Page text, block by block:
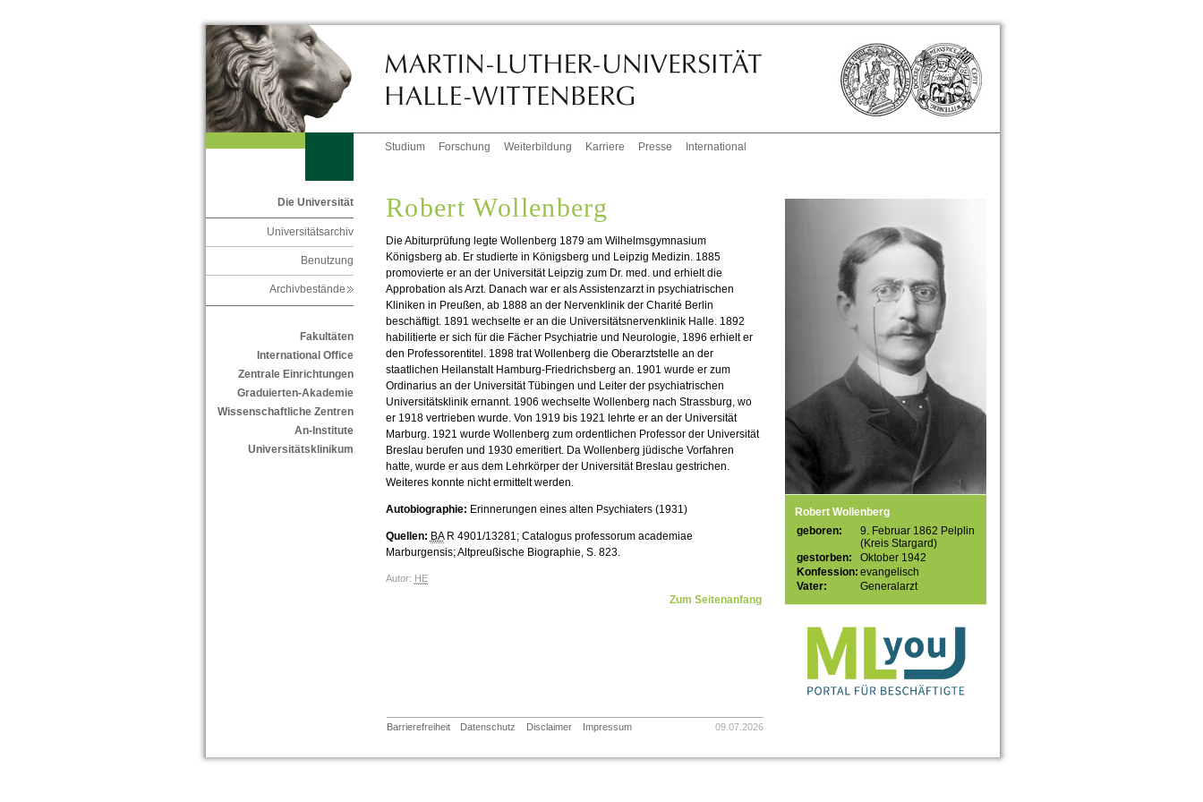
Studium Forschung Weiterbildung Karriere Presse International
Die Universität
Universitätsarchiv
Benutzung
Archivbestände
Fakultäten
International Office
Zentrale Einrichtungen
Graduierten-Akademie
Wissenschaftliche Zentren
An-Institute
Universitätsklinikum
Robert Wollenberg
geboren:
9. Februar 1862 Pelplin
(Kreis Stargard)
gestorben:
Oktober 1942
Konfession: evangelisch
Vater:
Generalarzt
Robert Wollenberg
Die Abiturprüfung legte Wollenberg 1879 am Wilhelmsgymnasium
Königsberg ab. Er studierte in Königsberg und Leipzig Medizin. 1885
promovierte er an der Universität Leipzig zum Dr. med. und erhielt die
Approbation als Arzt. Danach war er als Assistenzarzt in psychiatrischen
Kliniken in Preußen, ab 1888 an der Nervenklinik der Charité Berlin
beschäftigt. 1891 wechselte er an die Universitätsnervenklinik Halle. 1892
habilitierte er sich für die Fächer Psychiatrie und Neurologie, 1896 erhielt er
den Professorentitel. 1898 trat Wollenberg die Oberarztstelle an der
staatlichen Heilanstalt Hamburg-Friedrichsberg an. 1901 wurde er zum
Ordinarius an der Universität Tübingen und Leiter der psychiatrischen
Universitätsklinik ernannt. 1906 wechselte Wollenberg nach Strassburg, wo
er 1918 vertrieben wurde. Von 1919 bis 1921 lehrte er an der Universität
Marburg. 1921 wurde Wollenberg zum ordentlichen Professor der Universität
Breslau berufen und 1930 emeritiert. Da Wollenberg jüdische Vorfahren
hatte, wurde er aus dem Lehrkörper der Universität Breslau gestrichen.
Weiteres konnte nicht ermittelt werden.
Autobiographie: Erinnerungen eines alten Psychiaters (1931)
Quellen: BAR 4901/13281; Catalogus professorum academiae
Marburgensis; Altpreußische Biographie, S. 823.
Autor: HE
Zum Seitenanfang
Barrierefreiheit Datenschutz Disclaimer Impressum 09.07.2026